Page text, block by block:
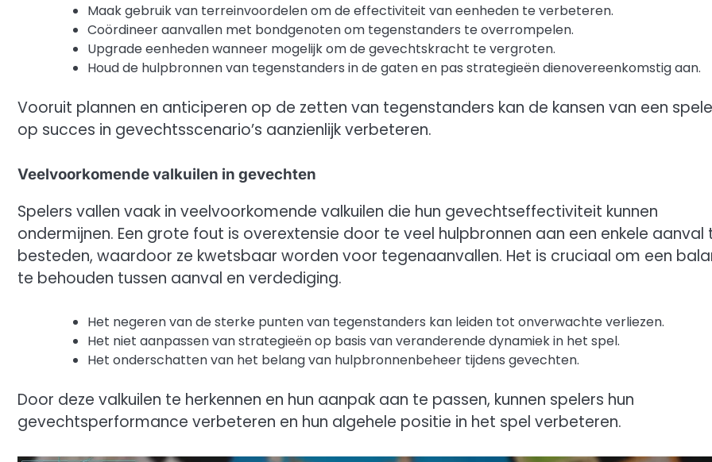
Maak gebruik van terreinvoordelen om de effectiviteit van eenheden te verbeteren.
Coördineer aanvallen met bondgenoten om tegenstanders te overrompelen.
Upgrade eenheden wanneer mogelijk om de gevechtskracht te vergroten.
Houd de hulpbronnen van tegenstanders in de gaten en pas strategieën dienovereenkomstig aan.
Vooruit plannen en anticiperen op de zetten van tegenstanders kan de kansen van een
op succes in gevechtsscenario’s aanzienlijk verbeteren.
Veelvoorkomende valkuilen in gevechten
Spelers vallen vaak in veelvoorkomende valkuilen die hun gevechtseffectiviteit kunnen
ondermijnen. Een grote fout is overextensie door te veel hulpbronnen aan een enkele aanval
besteden, waardoor ze kwetsbaar worden voor tegenaanvallen. Het is cruciaal om een
te behouden tussen aanval en verdediging.
Het negeren van de sterke punten van tegenstanders kan leiden tot onverwachte verliezen.
Het niet aanpassen van strategieën op basis van veranderende dynamiek in het spel.
Het onderschatten van het belang van hulpbronnenbeheer tijdens gevechten.
Door deze valkuilen te herkennen en hun aanpak aan te passen, kunnen spelers hun
gevechtsperformance verbeteren en hun algehele positie in het spel verbeteren.